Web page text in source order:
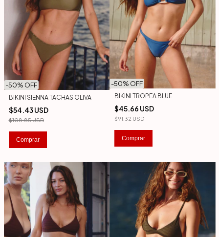
-50% OFF
BIKINI SIENNA TACHAS OLIVA
$54.43 USD
$108.85 USD
Comprar
-50% OFF
BIKINI TROPEA BLUE
$45.66 USD
$91.32 USD
Comprar